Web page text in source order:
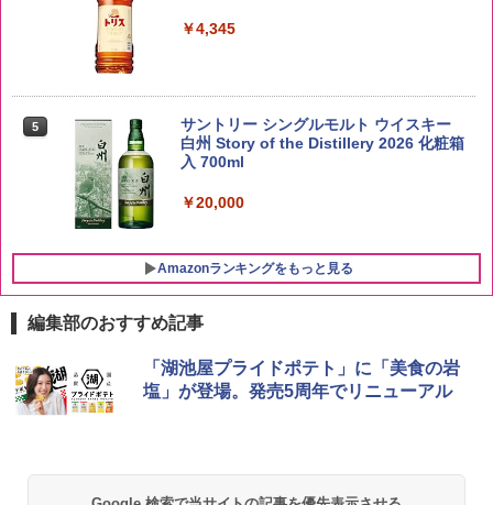
5kg
￥3,274
￥4,345
5
サントリー シングルモルト ウイスキー
白州 Story of the Distillery 2026 化粧箱
入 700ml
￥20,000
Amazonランキングをもっと見る
1
チキンラーメン どんぶり 85g×12個 日清
食品 インスタント カップ麺
1
[山善] スチームオーブンレンジ 25L 一人
暮らし 二人暮らし フラットテーブル ス
チーム調理 自動メニュー19種搭載 角皿
編集部のおすすめ記事
「湖池屋プライドポテト」に「美食の岩
塩」が登場。発売5周年でリニューアル